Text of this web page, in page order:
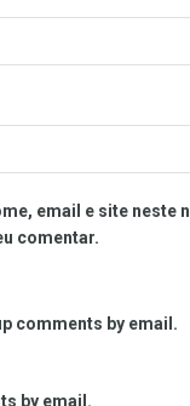
email e site neste
comentar.
comments by email.
by email.